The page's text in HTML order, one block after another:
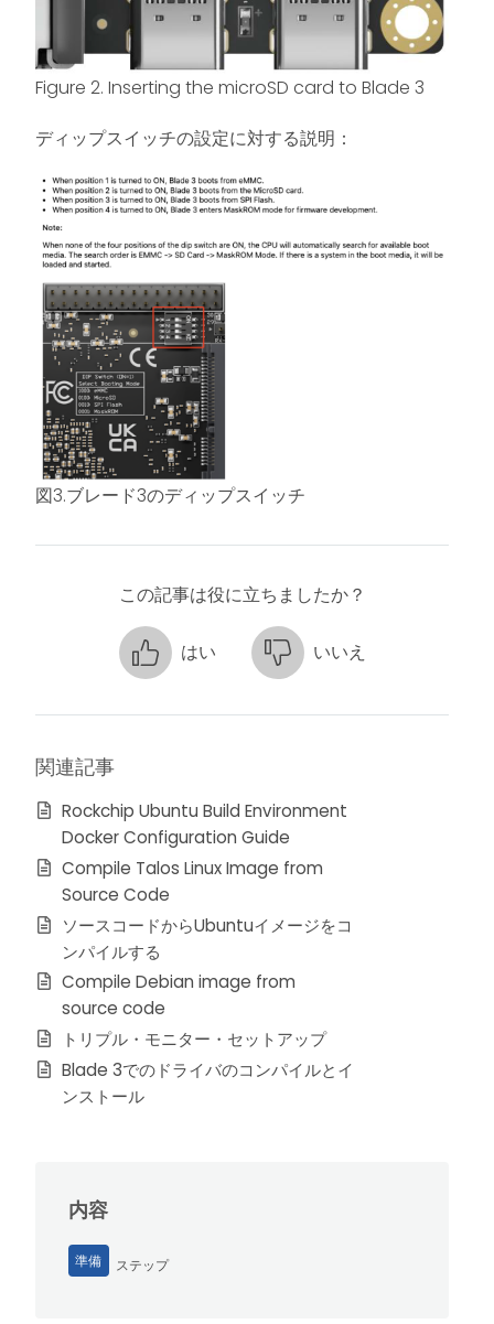
Figure 2. Inserting the microSD card to Blade 3
ディップスイッチの設定に対する説明：
図3.ブレード3のディップスイッチ
この記事は役に立ちましたか？
はい いいえ
関連記事
Rockchip Ubuntu Build Environment
Docker Configuration Guide
Compile Talos Linux Image from
Source Code
ソースコードからUbuntuイメージをコ
ンパイルする
Compile Debian image from
source code
トリプル・モニター・セットアップ
Blade 3でのドライバのコンパイルとイ
ンストール
内容
準備 ステップ